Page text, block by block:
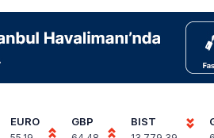
EURO GBP BIST